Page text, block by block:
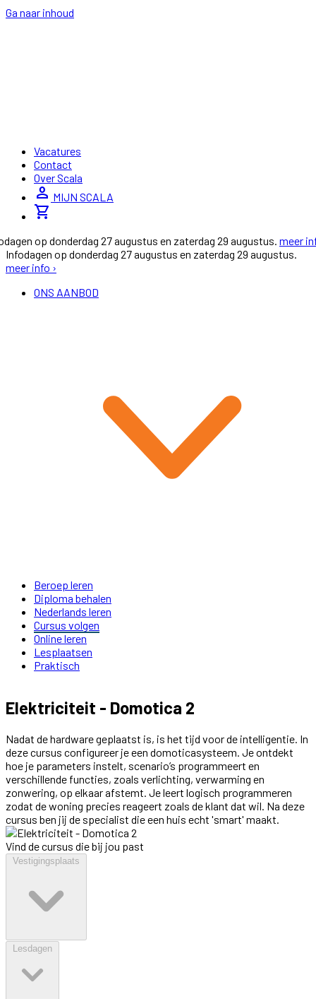
Ga naar inhoud
Vacatures
Contact
Over Scala
person MIJN SCALA
shopping_cart
op donderdag 27 augustus en zaterdag 29 augustus. meer
Infodagen op donderdag 27 augustus en zaterdag 29 augustus.
meer info ›
ONS AANBOD
Beroep leren
Diploma behalen
Nederlands leren
Cursus volgen
Online leren
Lesplaatsen
Praktisch
Elektriciteit - Domotica 2
Nadat de hardware geplaatst is, is het tijd voor de intelligentie. In
deze cursus configureer je een domoticasysteem. Je ontdekt
hoe je parameters instelt, scenario’s programmeert en
verschillende functies, zoals verlichting, verwarming en
zonwering, op elkaar afstemt. Je leert logisch programmeren
zodat de woning precies reageert zoals de klant dat wil. Na deze
cursus ben jij de specialist die een huis echt 'smart' maakt.
Vind de cursus die bij jou past
Vestigingsplaats
Lesdagen